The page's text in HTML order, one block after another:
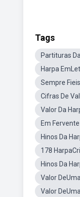
Tags
Partituras
Harpa
Sempre
Cifras De
Valor Da
Em
Hinos Da
178
Hinos Da
Valor
Valor